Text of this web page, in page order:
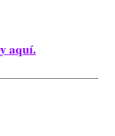
aquí.